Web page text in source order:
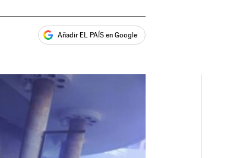
Añadir EL PAÍS en Google